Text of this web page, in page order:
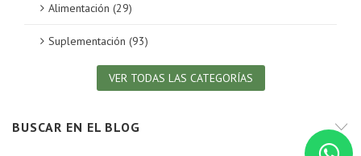
Alimentación (29)
Suplementación (93)
VER TODAS LAS CATEGORÍAS
BUSCAR EN EL BLOG